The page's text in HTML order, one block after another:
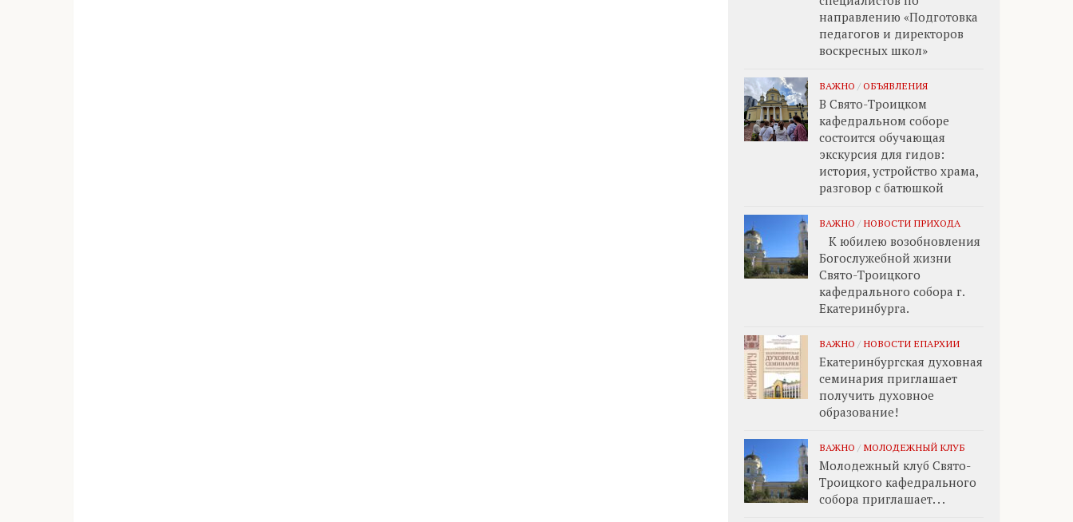
направлению «Подготовка
педагогов и директоров
воскресных школ»
ВАЖНО / ОБЪЯВЛЕНИЯ
В Свято-Троицком
кафедральном соборе
состоится обучающая
экскурсия для гидов:
история, устройство храма,
разговор с батюшкой
ВАЖНО / НОВОСТИ ПРИХОДА
К юбилею возобновления
Богослужебной жизни
Свято-Троицкого
кафедрального собора г.
Екатеринбурга.
ВАЖНО / НОВОСТИ ЕПАРХИИ
Екатеринбургская духовная
семинария приглашает
получить духовное
образование!
ВАЖНО / МОЛОДЕЖНЫЙ КЛУБ
Молодежный клуб Свято-
Троицкого кафедрального
собора приглашает. . .